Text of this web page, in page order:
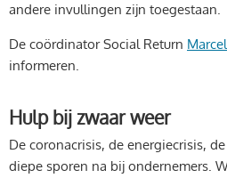
andere invullingen zijn toegestaan.
De coördinator Social Return
informeren.
Hulp bij zwaar weer
De coronacrisis, de energiecrisis,
diepe sporen na bij ondernemers.